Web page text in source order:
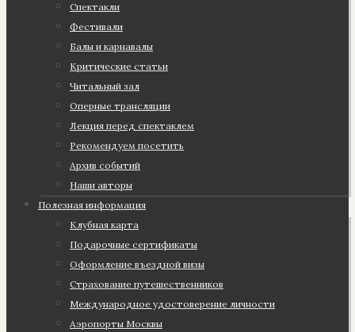
Спектакли
Фестивали
Балы и карнавалы
Критические статьи
Читальный зал
Оперные трансляции
Лекция перед спектаклем
Рекомендуем посетить
Архив событий
Наши авторы
Полезная информация
Клубная карта
Подарочные сертификаты
Оформление въездной визы
Страхование путешественников
Международное удостоверение личности
Аэропорты Москвы